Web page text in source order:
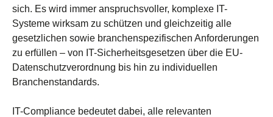
sich. Es wird immer anspruchsvoller, komplexe IT-
Systeme wirksam zu schützen und gleichzeitig alle
gesetzlichen sowie branchenspezifischen Anforderungen
zu erfüllen – von IT-Sicherheitsgesetzen über die EU-
Datenschutzverordnung bis hin zu individuellen
Branchenstandards.
IT-Compliance bedeutet dabei, alle relevanten